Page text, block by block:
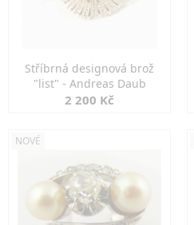
Stříbrná designová brož
"list" - Andreas Daub
2 200 Kč
NOVÉ